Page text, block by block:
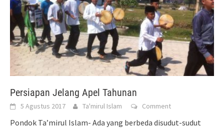
Persiapan Jelang Apel Tahunan
5 Agustus 2017 Ta'mirul Islam Comment
Pondok Ta’mirul Islam- Ada yang berbeda disudut-sudut